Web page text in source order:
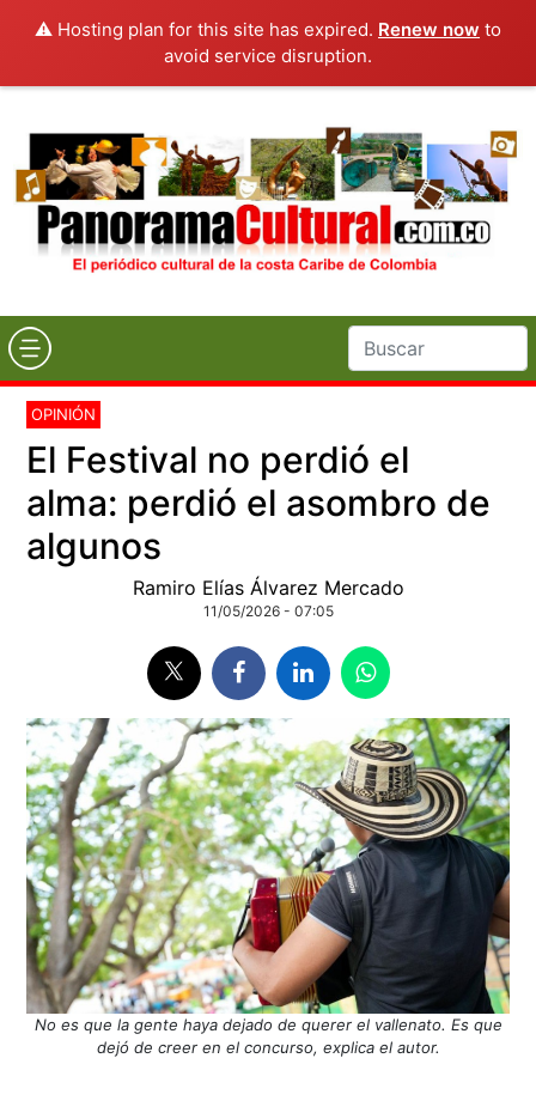
⚠️ Hosting plan for this site has expired. Renew now to
avoid service disruption.
OPINIÓN
El Festival no perdió el
alma: perdió el asombro de
algunos
Ramiro Elías Álvarez Mercado
11/05/2026 - 07:05
No es que la gente haya dejado de querer el vallenato. Es que
dejó de creer en el concurso, explica el autor.